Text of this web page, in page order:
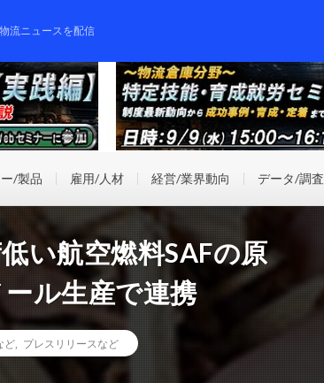
流ニュースを配信
/製品 雇用/人材 経営/業界動向 データ/調査
い航空燃料SAFの原
ル生産で連携
ど プレスリリースなど